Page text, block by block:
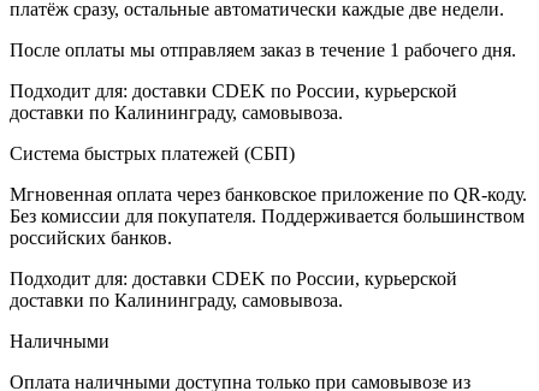
платёж сразу, остальные автоматически каждые две недели.
После оплаты мы отправляем заказ в течение 1 рабочего дня.
Подходит для: доставки CDEK по России, курьерской
доставки по Калининграду, самовывоза.
Система быстрых платежей (СБП)
Мгновенная оплата через банковское приложение по QR-коду.
Без комиссии для покупателя. Поддерживается большинством
российских банков.
Подходит для: доставки CDEK по России, курьерской
доставки по Калининграду, самовывоза.
Наличными
Оплата наличными доступна только при самовывозе из